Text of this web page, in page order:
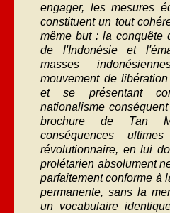
engager, les mesures
constituent un tout
même but : la conquête
de l'Indonésie et
masses
mouvement de
et se présentant
nationalisme
brochure de Tan
conséquences
révolutionnaire, en lui
prolétarien absolument
parfaitement conforme à
permanente, sans la
un vocabulaire